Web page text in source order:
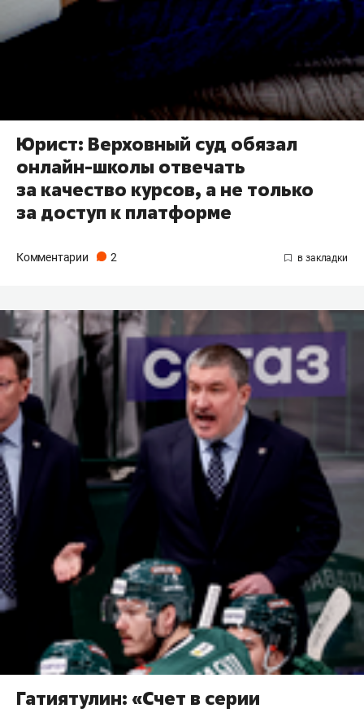
Юрист: Верховный суд обязал
онлайн-школы отвечать
за качество курсов, а не только
за доступ к платформе
Комментарии 2
Гатиятулин: «Счет в серии